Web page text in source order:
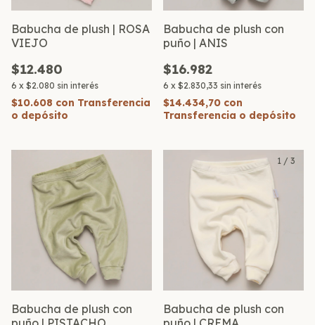
Babucha de plush | ROSA
VIEJO
$12.480
6 x $2.080 sin interés
$10.608 con Transferencia
o depósito
Babucha de plush con
puño | ANIS
$16.982
6 x $2.830,33 sin interés
$14.434,70 con
Transferencia o depósito
Babucha de plush con
1 / 3
Babucha de plush con